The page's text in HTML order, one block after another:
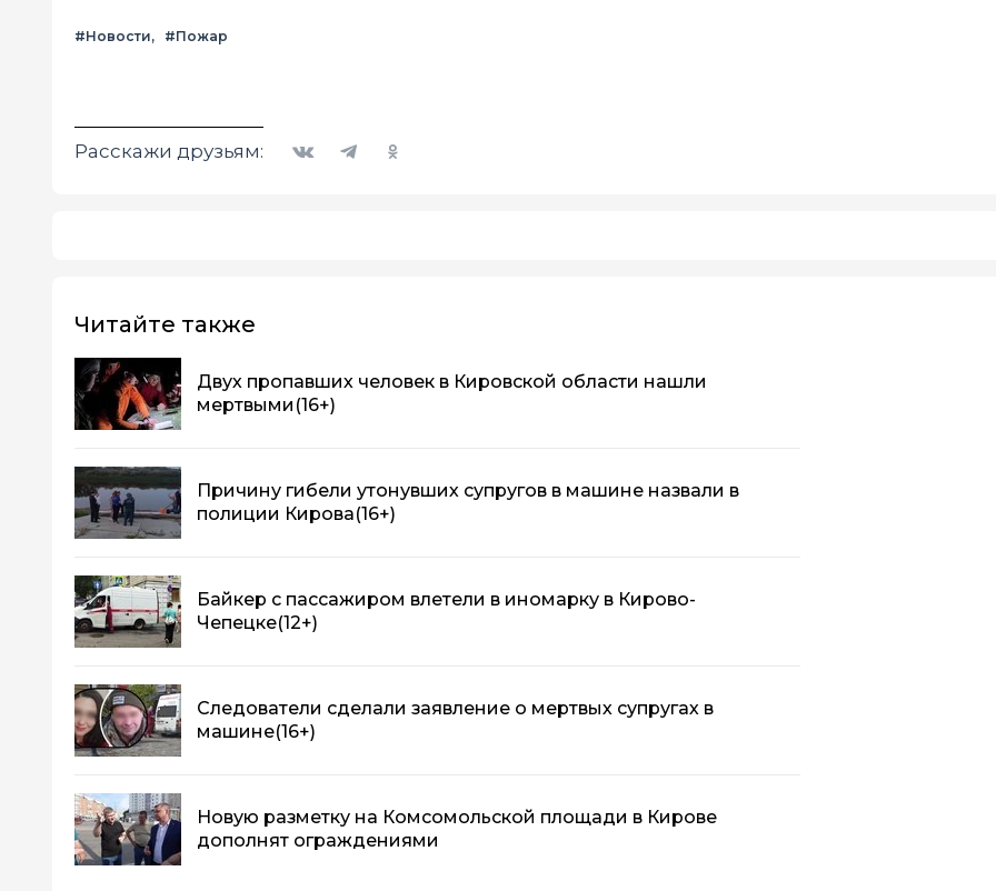
#Новости #Пожар
Расскажи друзьям:
Читайте также
Двух пропавших человек в Кировской области нашли
мертвыми (16+)
Причину гибели утонувших супругов в машине назвали в
полиции Кирова(16+)
Байкер с пассажиром влетели в иномарку в Кирово-
Чепецке(12+)
Следователи сделали заявление о мертвых супругах в
машине(16+)
Новую разметку на Комсомольской площади в Кирове
дополнят ограждениями